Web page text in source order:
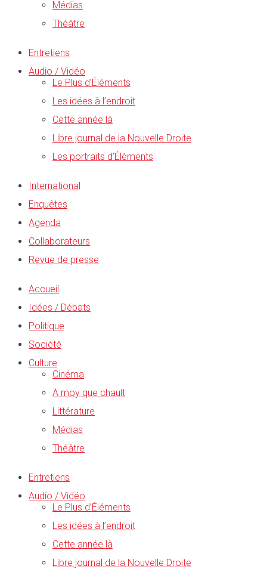
Médias
Théâtre
Entretiens
Audio / Vidéo
Le Plus d’Éléments
Les idées à l’endroit
Cette année là
Libre journal de la Nouvelle Droite
Les portraits d’Éléments
International
Enquêtes
Agenda
Collaborateurs
Revue de presse
Accueil
Idées / Débats
Politique
Société
Culture
Cinéma
A moy que chault
Littérature
Médias
Théâtre
Entretiens
Audio / Vidéo
Le Plus d’Éléments
Les idées à l’endroit
Cette année là
Libre journal de la Nouvelle Droite